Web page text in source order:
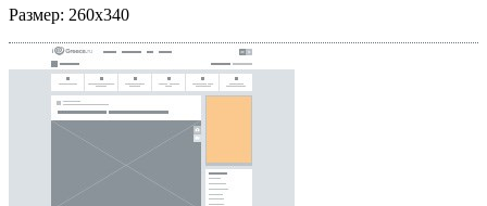
Размер: 260x340